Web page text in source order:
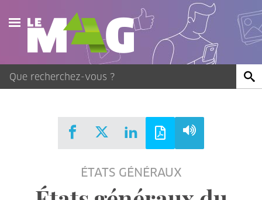
Actualités
Agenda
Publications
ÉTATS GÉNÉRAUX